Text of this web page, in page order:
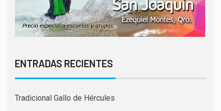
ENTRADAS RECIENTES
Tradicional Gallo de Hércules